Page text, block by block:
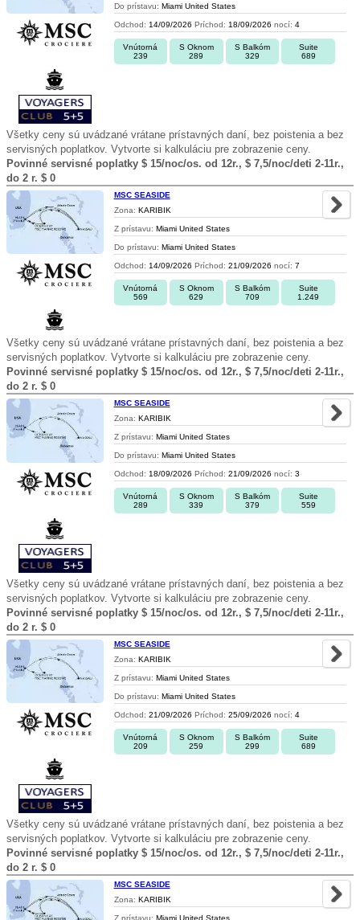
Do prístavu: Miami United States
Odchod: 14/09/2026 Príchod: 18/09/2026 nocí: 4
Vnútorná
239
S Oknom
289
S Balkóm
329
Suite
689
Všetky ceny sú uvádzané vrátane prístavných daní, bez poistenia a bez
servisných poplatkov. Vytvorte si kalkuláciu pre zobrazenie ceny.
Povinné servisné poplatky $ 15/noc/os. od 12r., $ 7,5/noc/deti 2-11r.,
do 2 r. $ 0
MSC SEASIDE
Zona: KARIBIK
Z prístavu: Miami United States
Do prístavu: Miami United States
Odchod: 14/09/2026 Príchod: 21/09/2026 nocí: 7
Vnútorná
569
S Oknom
629
S Balkóm
709
Suite
1.249
Všetky ceny sú uvádzané vrátane prístavných daní, bez poistenia a bez
servisných poplatkov. Vytvorte si kalkuláciu pre zobrazenie ceny.
Povinné servisné poplatky $ 15/noc/os. od 12r., $ 7,5/noc/deti 2-11r.,
do 2 r. $ 0
MSC SEASIDE
Zona: KARIBIK
Z prístavu: Miami United States
Do prístavu: Miami United States
Odchod: 18/09/2026 Príchod: 21/09/2026 nocí: 3
Vnútorná
289
S Oknom
339
S Balkóm
379
Suite
559
Všetky ceny sú uvádzané vrátane prístavných daní, bez poistenia a bez
servisných poplatkov. Vytvorte si kalkuláciu pre zobrazenie ceny.
Povinné servisné poplatky $ 15/noc/os. od 12r., $ 7,5/noc/deti 2-11r.,
do 2 r. $ 0
MSC SEASIDE
Zona: KARIBIK
Z prístavu: Miami United States
Do prístavu: Miami United States
Odchod: 21/09/2026 Príchod: 25/09/2026 nocí: 4
Vnútorná
209
S Oknom
259
S Balkóm
299
Suite
689
Všetky ceny sú uvádzané vrátane prístavných daní, bez poistenia a bez
servisných poplatkov. Vytvorte si kalkuláciu pre zobrazenie ceny.
Povinné servisné poplatky $ 15/noc/os. od 12r., $ 7,5/noc/deti 2-11r.,
do 2 r. $ 0
MSC SEASIDE
Zona: KARIBIK